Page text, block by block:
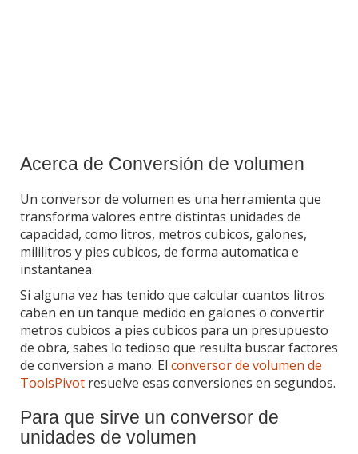
Acerca de Conversión de volumen
Un conversor de volumen es una herramienta que
transforma valores entre distintas unidades de
capacidad, como litros, metros cubicos, galones,
mililitros y pies cubicos, de forma automatica e
instantanea.
Si alguna vez has tenido que calcular cuantos litros
caben en un tanque medido en galones o convertir
metros cubicos a pies cubicos para un presupuesto
de obra, sabes lo tedioso que resulta buscar factores
de conversion a mano. El conversor de volumen de
ToolsPivot resuelve esas conversiones en segundos.
Para que sirve un conversor de
unidades de volumen